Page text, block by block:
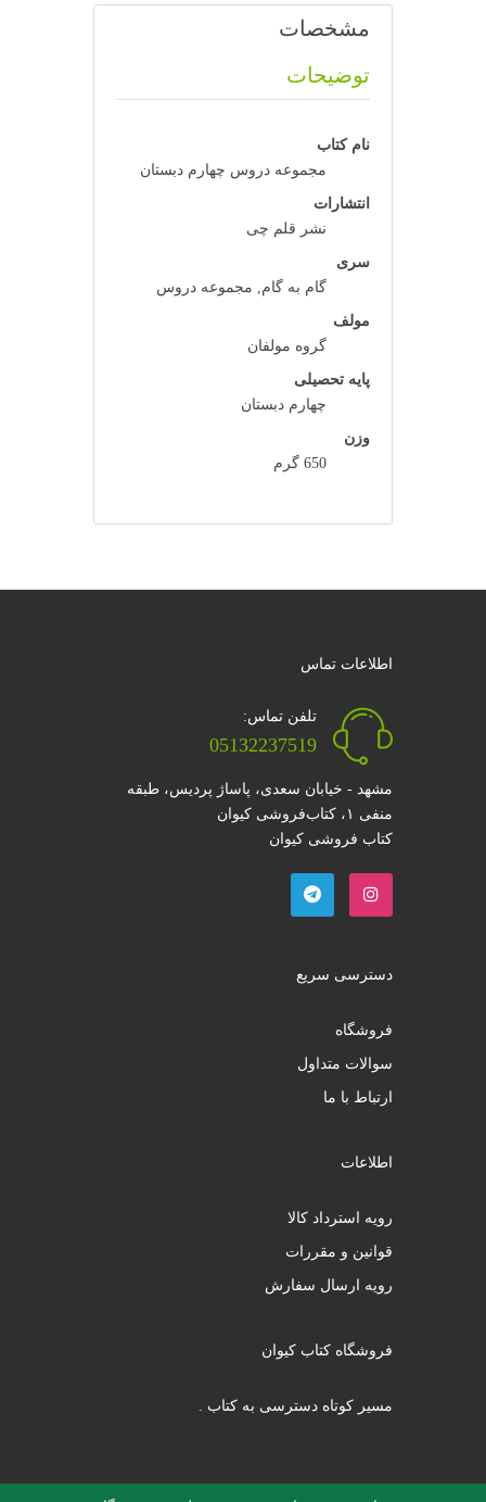
مشخصات
توضیحات
نام کتاب
مجموعه دروس چهارم دبستان
انتشارات
نشر قلم چی
سری
گام به گام, مجموعه دروس
مولف
گروه مولفان
پایه تحصیلی
چهارم دبستان
وزن
650 گرم
اطلاعات تماس
تلفن تماس:
05132237519
مشهد - خیابان سعدی، پاساژ پردیس، طبقه
منفی ۱، کتاب‌فروشی کیوان
کتاب فروشی کیوان
دسترسی سریع
فروشگاه
سوالات متداول
ارتباط با ما
اطلاعات
رویه استرداد کالا
قوانین و مقررات
رویه ارسال سفارش
فروشگاه کتاب کیوان
مسیر کوتاه دسترسی به کتاب .